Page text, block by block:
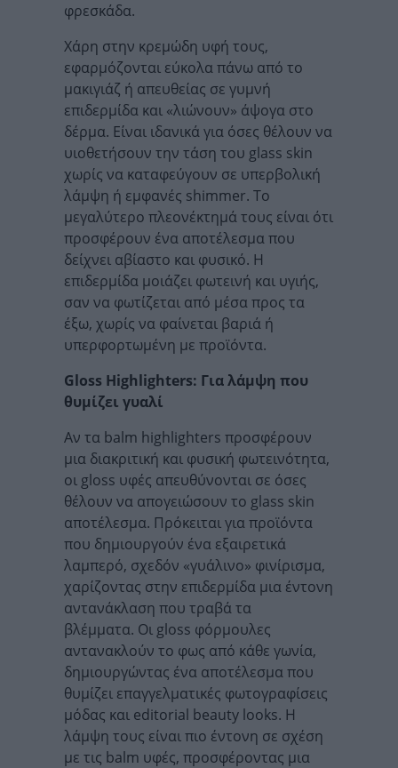
φρεσκάδα.
Χάρη στην κρεμώδη υφή τους,
εφαρμόζονται εύκολα πάνω από το
μακιγιάζ ή απευθείας σε γυμνή
επιδερμίδα και «λιώνουν» άψογα στο
δέρμα. Είναι ιδανικά για όσες θέλουν να
υιοθετήσουν την τάση του glass skin
χωρίς να καταφεύγουν σε υπερβολική
λάμψη ή εμφανές shimmer. Το
μεγαλύτερο πλεονέκτημά τους είναι ότι
προσφέρουν ένα αποτέλεσμα που
δείχνει αβίαστο και φυσικό. Η
επιδερμίδα μοιάζει φωτεινή και υγιής,
σαν να φωτίζεται από μέσα προς τα
έξω, χωρίς να φαίνεται βαριά ή
υπερφορτωμένη με προϊόντα.
Gloss Highlighters: Για λάμψη που
θυμίζει γυαλί
Αν τα balm highlighters προσφέρουν
μια διακριτική και φυσική φωτεινότητα,
οι gloss υφές απευθύνονται σε όσες
θέλουν να απογειώσουν το glass skin
αποτέλεσμα. Πρόκειται για προϊόντα
που δημιουργούν ένα εξαιρετικά
λαμπερό, σχεδόν «γυάλινο» φινίρισμα,
χαρίζοντας στην επιδερμίδα μια έντονη
αντανάκλαση που τραβά τα
βλέμματα. Οι gloss φόρμουλες
αντανακλούν το φως από κάθε γωνία,
δημιουργώντας ένα αποτέλεσμα που
θυμίζει επαγγελματικές φωτογραφίσεις
μόδας και editorial beauty looks. Η
λάμψη τους είναι πιο έντονη σε σχέση
με τις balm υφές, προσφέροντας μια